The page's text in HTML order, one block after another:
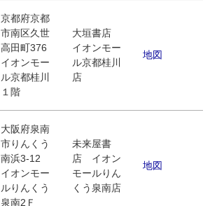
京都府京都
市南区久世
高田町376
イオンモー
ル京都桂川
１階
大垣書店
イオンモー
ル京都桂川
店
地図
大阪府泉南
市りんくう
南浜3-12
イオンモー
ルりんくう
泉南2Ｆ
未来屋書
店 イオン
モールりん
くう泉南店
地図